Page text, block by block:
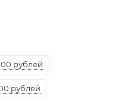
рублей
рублей